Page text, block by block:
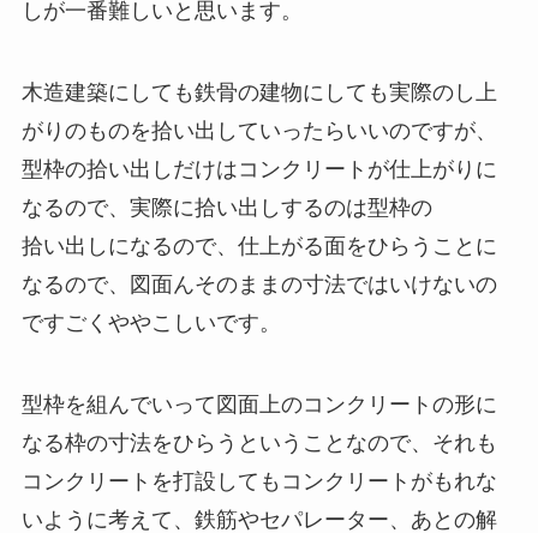
しが一番難しいと思います。
木造建築にしても鉄骨の建物にしても実際のし上
がりのものを拾い出していったらいいのですが、
型枠の拾い出しだけはコンクリートが仕上がりに
なるので、実際に拾い出しするのは型枠の
拾い出しになるので、仕上がる面をひらうことに
なるので、図面んそのままの寸法ではいけないの
ですごくややこしいです。
型枠を組んでいって図面上のコンクリートの形に
なる枠の寸法をひらうということなので、それも
コンクリートを打設してもコンクリートがもれな
いように考えて、鉄筋やセパレーター、あとの解